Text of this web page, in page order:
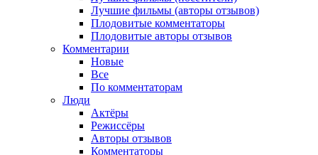
Лучшие фильмы (авторы отзывов)
Плодовитые комментаторы
Плодовитые авторы отзывов
Комментарии
Новые
Все
По комментаторам
Люди
Актёры
Режиссёры
Авторы отзывов
Комментаторы